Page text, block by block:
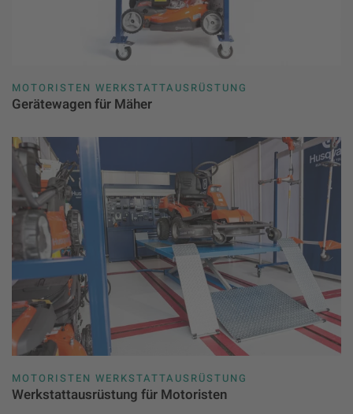
MOTORISTEN WERKSTATTAUSRÜSTUNG
Gerätewagen für Mäher
MOTORISTEN WERKSTATTAUSRÜSTUNG
Werkstattausrüstung für Motoristen